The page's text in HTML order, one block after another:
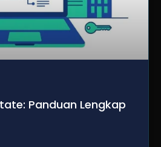
Panduan Lengkap